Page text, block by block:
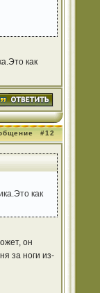
как
#12
как
он
за ноги из-